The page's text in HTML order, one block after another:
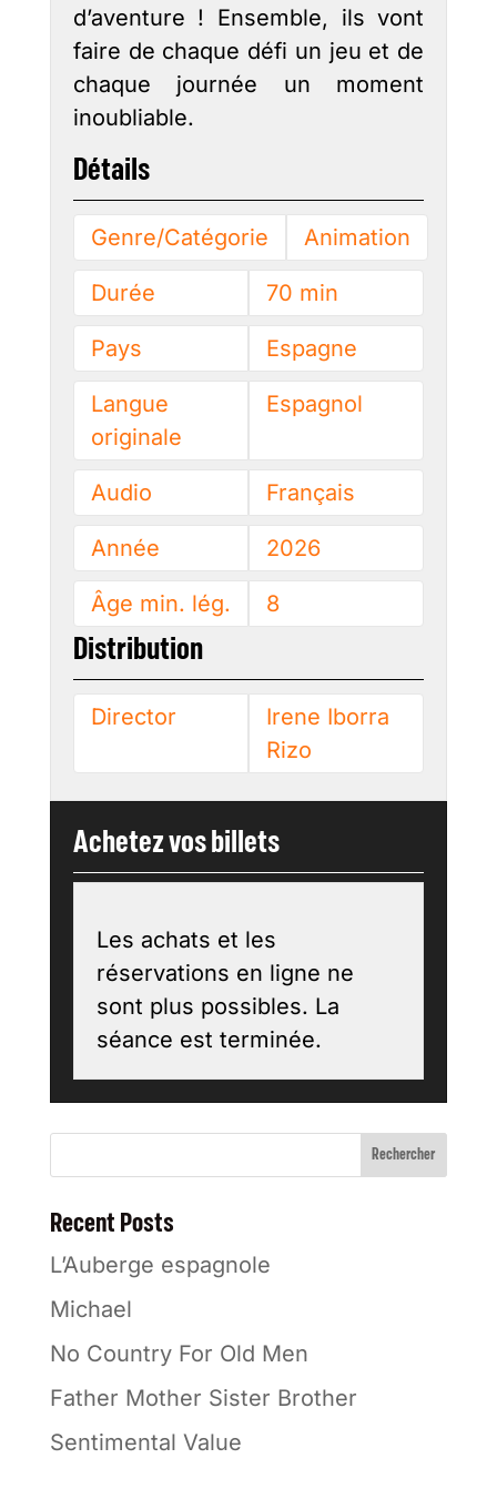
d’aventure ! Ensemble, ils vont
faire de chaque défi un jeu et de
chaque journée un moment
inoubliable.
Détails
Genre/Catégorie Animation
Durée 70 min
Pays Espagne
Langue
originale
Espagnol
Audio Français
Année 2026
Âge min. lég. 8
Distribution
Director
Irene Iborra
Rizo
Achetez vos billets
Les achats et les
réservations en ligne ne
sont plus possibles. La
séance est terminée.
Rechercher
Recent Posts
L’Auberge espagnole
Michael
No Country For Old Men
Father Mother Sister Brother
Sentimental Value